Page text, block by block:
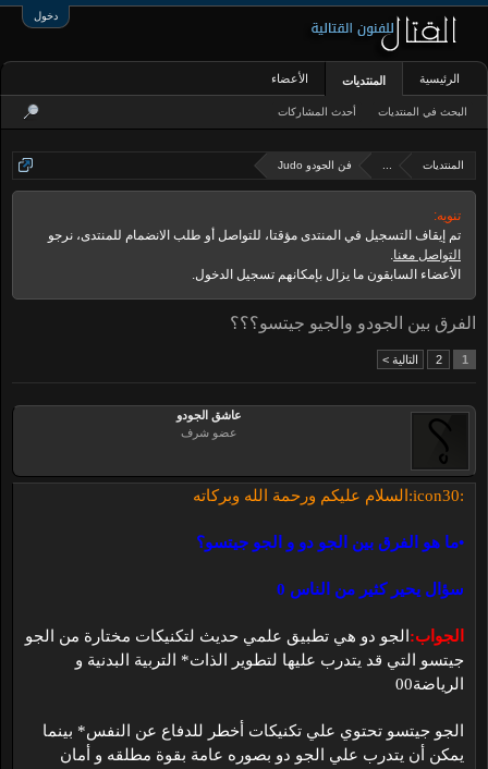
دخول
المنتديات فن الجودو Judo
تنويه:
تم إيقاف التسجيل في المنتدى مؤقتا، للتواصل أو طلب الانضمام للمنتدى، نرجو
التواصل معنا.
الأعضاء السابقون ما يزال بإمكانهم تسجيل الدخول.
الفرق بين الجودو والجيو جيتسو؟؟؟
1
2 التالية >
عاشق الجودو
عضو شرف
:icon30:السلام عليكم ورحمة الله وبركاته
•ما هو الفرق بين الجو دو و الجو جيتسو؟
سؤال يحير كثير من الناس 0
الجواب: الجو دو هي تطبيق علمي حديث لتكنيكات مختارة من الجو
جيتسو التي قد يتدرب عليها لتطوير الذات* التربية البدنية و
الرياضة00
الجو جيتسو تحتوي علي تكنيكات أخطر للدفاع عن النفس* بينما
يمكن أن يتدرب علي الجو دو بصوره عامة بقوة مطلقه و أمان
الرئيسية المنتديات
البحث في المنتديات أحدث المشاركات
الأعضاء